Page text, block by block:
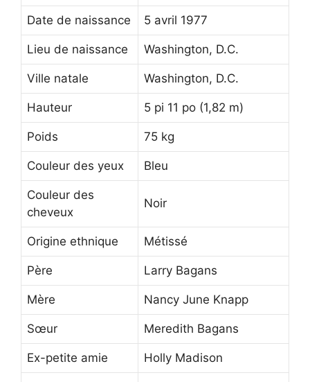
Date de naissance 5 avril 1977
Lieu de naissance Washington, D.C.
Ville natale Washington, D.C.
Hauteur 5 pi 11 po (1,82 m)
Poids 75 kg
Couleur des yeux Bleu
Couleur des
cheveux
Noir
Origine ethnique Métissé
Père Larry Bagans
Mère Nancy June Knapp
Sœur Meredith Bagans
Ex-petite amie Holly Madison